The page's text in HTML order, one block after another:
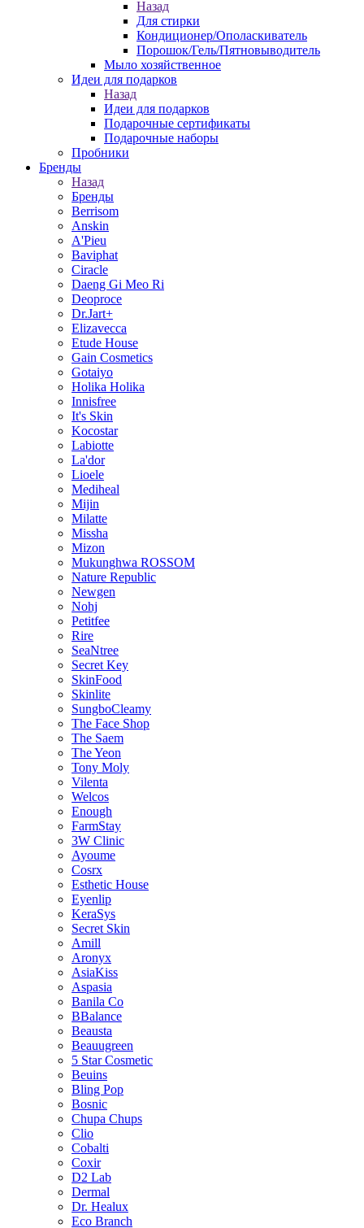
Назад
Для стирки
Кондиционер/Ополаскиватель
Порошок/Гель/Пятновыводитель
Мыло хозяйственное
Идеи для подарков
Назад
Идеи для подарков
Подарочные сертификаты
Подарочные наборы
Пробники
Бренды
Назад
Бренды
Berrisom
Anskin
A'Pieu
Baviphat
Ciracle
Daeng Gi Meo Ri
Deoproce
Dr.Jart+
Elizavecca
Etude House
Gain Cosmetics
Gotaiyo
Holika Holika
Innisfree
It's Skin
Kocostar
Labiotte
La'dor
Lioele
Mediheal
Mijin
Milatte
Missha
Mizon
Mukunghwa ROSSOM
Nature Republic
Newgen
Nohj
Petitfee
Rire
SeaNtree
Secret Key
SkinFood
Skinlite
SungboCleamy
The Face Shop
The Saem
The Yeon
Tony Moly
Vilenta
Welcos
Enough
FarmStay
3W Clinic
Ayoume
Cosrx
Esthetic House
Eyenlip
KeraSys
Secret Skin
Amill
Aronyx
AsiaKiss
Aspasia
Banila Co
BBalance
Beausta
Beauugreen
5 Star Cosmetic
Beuins
Bling Pop
Bosnic
Chupa Chups
Clio
Cobalti
Coxir
D2 Lab
Dermal
Dr. Healux
Eco Branch